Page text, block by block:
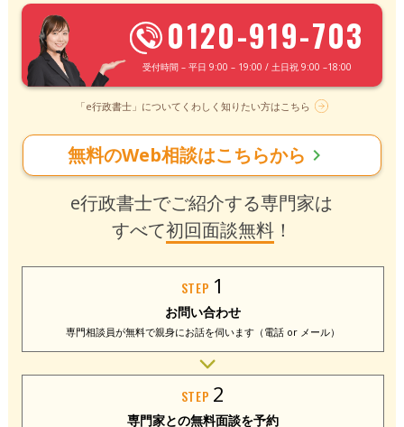
0120-919-703
受付時間 – 平日 9:00 – 19:00 / 土日祝 9:00 –18:00
「e行政書士」についてくわしく知りたい方はこちら
無料のWeb相談はこちらから chevron_right
e行政書士でご紹介する専門家は
すべて初回面談無料！
STEP 1
お問い合わせ
専門相談員が無料で親身にお話を伺います（電話 or メール）
STEP 2
専門家との無料面談を予約